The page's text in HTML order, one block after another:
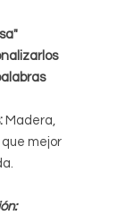
Madera,
que mejor